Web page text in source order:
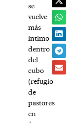
se
vuelve
más
intimo
dentro
del
cubo
(refugio
de
pastores
en